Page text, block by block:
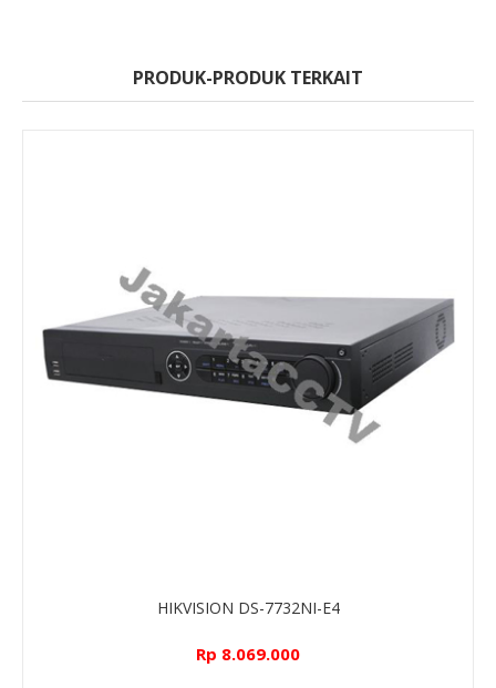
PRODUK-PRODUK TERKAIT
HIKVISION DS-7732NI-E4
Rp 8.069.000